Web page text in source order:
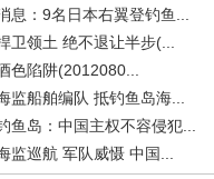
息：9名日本右翼登钓鱼...
卫领土 绝不退让半步(...
色陷阱(2012080...
监船舶编队 抵钓鱼岛海...
鱼岛：中国主权不容侵犯...
监巡航 军队威慑 中国...